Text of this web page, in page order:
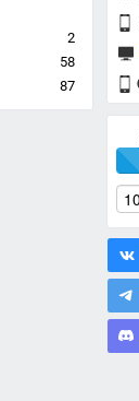
2
58
87